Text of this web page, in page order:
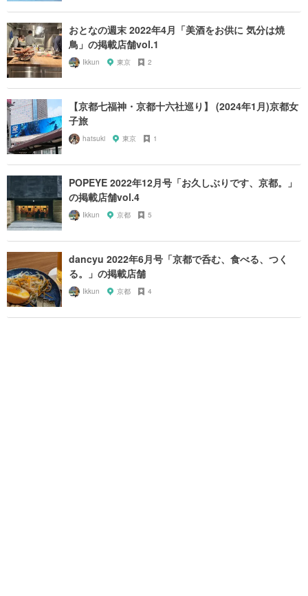
おとなの週末 2022年4月「美酒をお供に 気分は焼
鳥」の掲載店舗vol.1
Ikkun 東京 2
【京都七福神・京都十六社巡り】 (2024年1月)京都女
子旅
hatsuki 東京 1
POPEYE 2022年12月号「お久しぶりです、京都。」
の掲載店舗vol.4
Ikkun 京都 5
dancyu 2022年6月号「京都で呑む、食べる、つく
る。」の掲載店舗
Ikkun 京都 4